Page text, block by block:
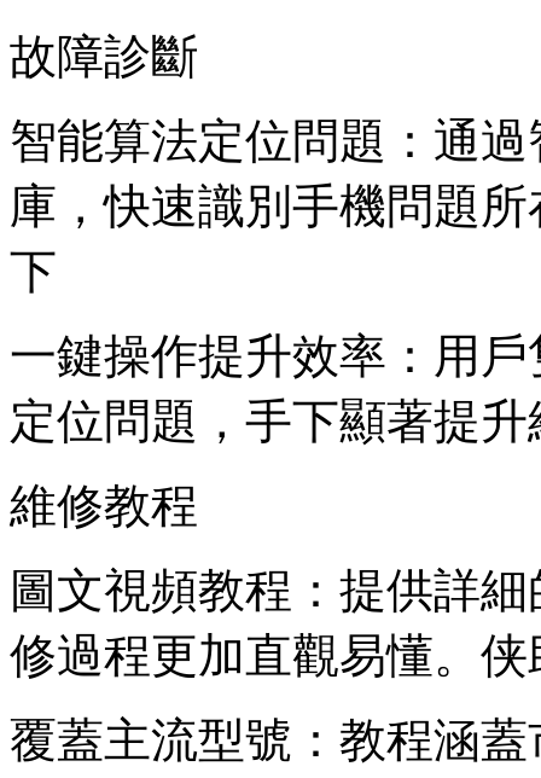
故障診斷
智能算法定位問題：通
庫，快速識別手機問題
下
一鍵操作提升效率：用
定位問題，手下顯著提
維修教程
圖文視頻教程：提供詳
修過程更加直觀易懂。侠
覆蓋主流型號：教程涵